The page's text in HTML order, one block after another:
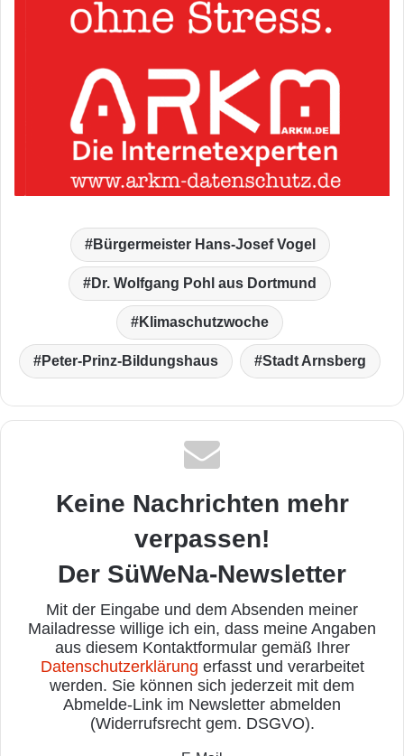
Bürgermeister Hans-Josef Vogel
Dr. Wolfgang Pohl aus Dortmund
Klimaschutzwoche
Peter-Prinz-Bildungshaus Stadt Arnsberg
Keine Nachrichten mehr
verpassen!
Der SüWeNa-Newsletter
Mit der Eingabe und dem Absenden meiner
Mailadresse willige ich ein, dass meine Angaben
aus diesem Kontaktformular gemäß Ihrer
Datenschutzerklärung erfasst und verarbeitet
werden. Sie können sich jederzeit mit dem
Abmelde-Link im Newsletter abmelden
(Widerrufsrecht gem. DSGVO).